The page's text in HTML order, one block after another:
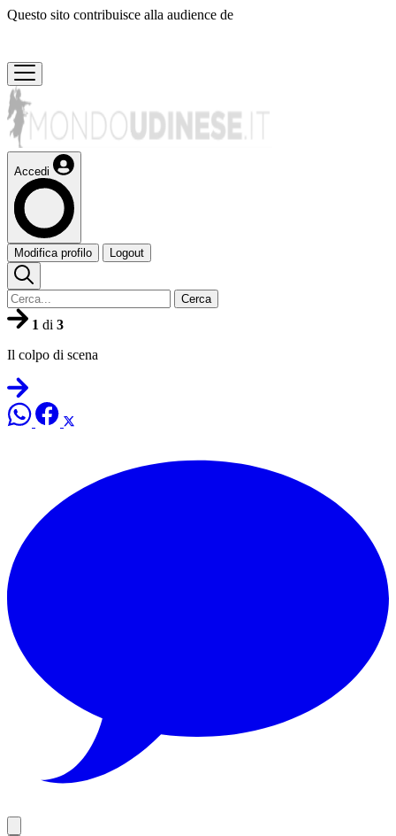
Questo sito contribuisce alla audience de
Accedi
Modifica profilo Logout
Cerca
1 di 3
Il colpo di scena